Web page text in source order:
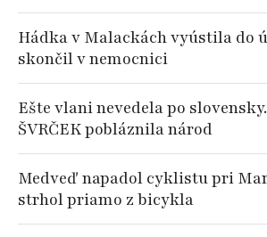
Hádka v Malackách vyústila do
skončil v nemocnici
Ešte vlani nevedela po
ŠVRČEK pobláznila národ
Medveď napadol cyklistu pri
strhol priamo z bicykla